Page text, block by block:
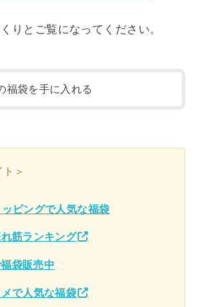
りとご覧になってください。
福袋を手に入れる
＞
ピングで人気な福袋
筋ランキング
袋販売中
で人気な福袋